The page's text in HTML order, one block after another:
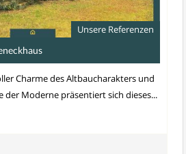
Unsere Referenzen
Charme des Altbaucharakters und
Moderne präsentiert sich dieses...